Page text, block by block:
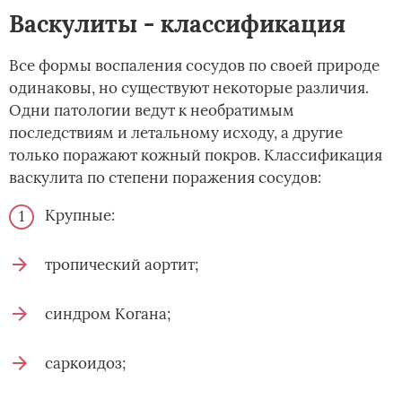
Васкулиты - классификация
Все формы воспаления сосудов по своей природе
одинаковы, но существуют некоторые различия.
Одни патологии ведут к необратимым
последствиям и летальному исходу, а другие
только поражают кожный покров. Классификация
васкулита по степени поражения сосудов:
Крупные:
тропический аортит;
синдром Когана;
саркоидоз;